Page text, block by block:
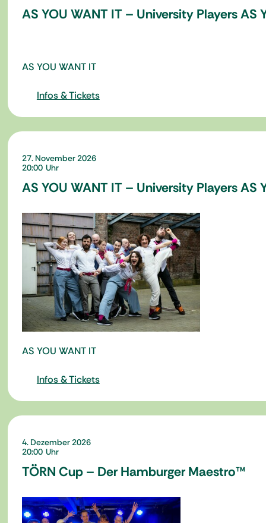
AS YOU WANT IT – University Players AS
AS YOU WANT IT
Infos & Tickets
27. November 2026
20:00
AS YOU WANT IT – University Players AS
AS YOU WANT IT
Infos & Tickets
4. Dezember 2026
20:00
TÖRN Cup – Der Hamburger Maestro™